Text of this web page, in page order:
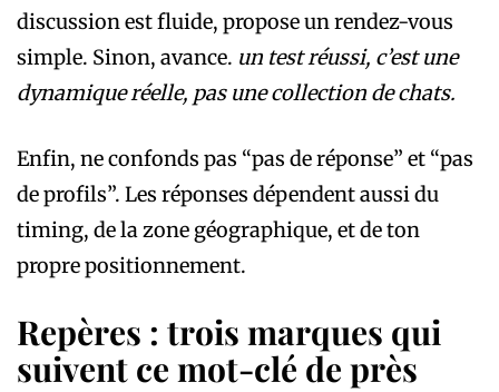
discussion est fluide, propose un rendez-vous
simple. Sinon, avance. un test réussi, c’est une
dynamique réelle, pas une collection de chats.
Enfin, ne confonds pas “pas de réponse” et “pas
de profils”. Les réponses dépendent aussi du
timing, de la zone géographique, et de ton
propre positionnement.
Repères : trois marques qui
suivent ce mot-clé de près